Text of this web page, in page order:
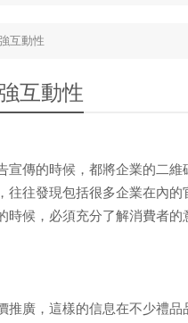
互動性
互動性
傳的時候，都將企業的二維
往發現包括很多企業在內
候，必須充分了解消費者的
廣，這樣的信息在不少禮品